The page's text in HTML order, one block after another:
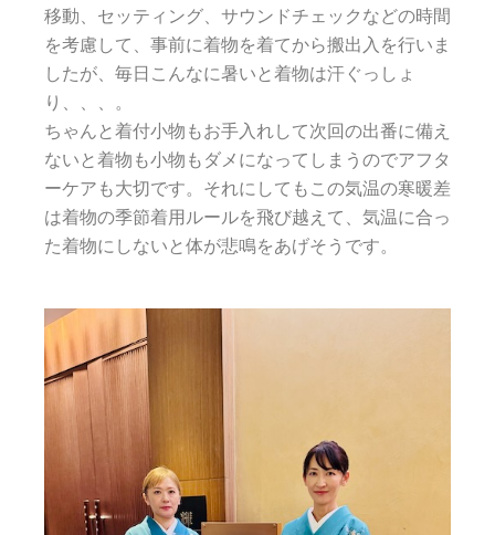
移動、セッティング、サウンドチェックなどの時間
を考慮して、事前に着物を着てから搬出入を行いま
したが、毎日こんなに暑いと着物は汗ぐっしょ
り、、、。
ちゃんと着付小物もお手入れして次回の出番に備え
ないと着物も小物もダメになってしまうのでアフタ
ーケアも大切です。それにしてもこの気温の寒暖差
は着物の季節着用ルールを飛び越えて、気温に合っ
た着物にしないと体が悲鳴をあげそうです。